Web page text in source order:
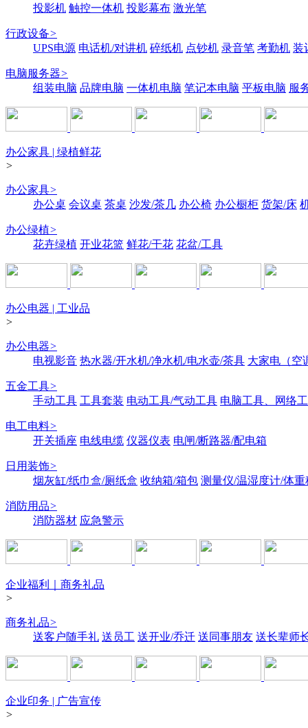
投影机 触控一体机 投影幕布 激光笔
行政设备>
UPS电源 电话机/对讲机 碎纸机 点钞机 录音笔 考勤机 装
电脑服务器>
组装电脑 品牌电脑 一体机电脑 笔记本电脑 平板电脑 服
办公家具 | 绿植鲜花
>
办公家具>
办公桌 会议桌 茶桌 沙发/茶几 办公椅 办公橱柜 货架/床
办公绿植>
花卉绿植 开业花篮 鲜花/干花 花盆/工具
办公电器 | 工业品
>
办公电器>
电视影音 热水器/开水机/净水机/电水壶/茶具 大家电（空
五金工具>
手动工具 工具套装 电动工具/气动工具 电脑工具、网络
电工电料>
开关插座 电线电缆 仪器仪表 电闸/断路器/配电箱
日用装饰>
烟灰缸/纸巾盒/厕纸盒 收纳箱/箱包 测量仪/温湿度计/体重
消防用品>
消防器材 应急警示
企业福利｜商务礼品
>
商务礼品>
送客户随手礼 送员工 送开业/乔迁 送同事朋友 送长辈师
企业印务 | 广告宣传
>